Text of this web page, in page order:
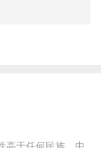
高于任何民族。中